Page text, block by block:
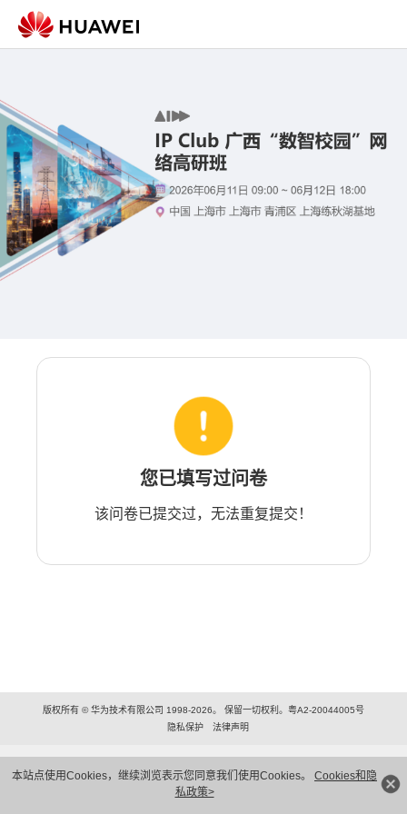
本站点使用Cookies，继续浏览表示您同意我们使用Cookies。 Cookies和隐
私政策>
您已填写过问卷
该问卷已提交过，无法重复提交！
版权所有 © 华为技术有限公司 1998-2026。 保留一切权利。粤A2-20044005号
隐私保护
法律声明